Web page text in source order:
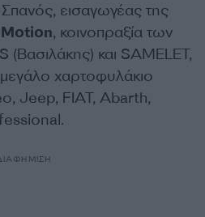
εισαγωγέας της
, κοινοπραξία των
και SAMELET,
χαρτοφυλάκιο
Jeep, FIAT, Abarth,